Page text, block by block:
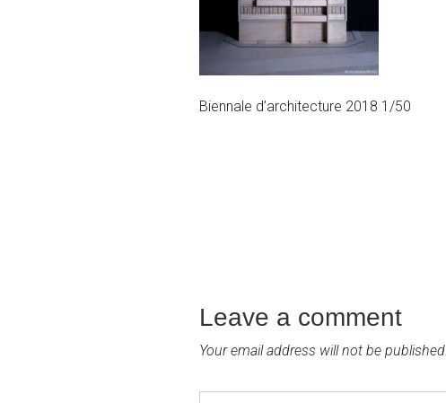
Biennale d’architecture 2018 1/50
Leave a comment
Your email address will not be published.